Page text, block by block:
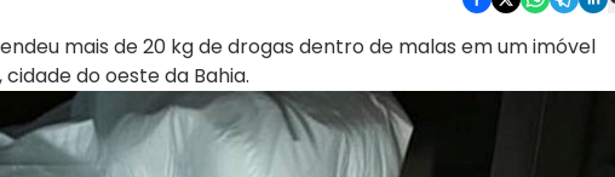
mais de 20 kg de drogas dentro de malas em um imóvel
do oeste da Bahia.